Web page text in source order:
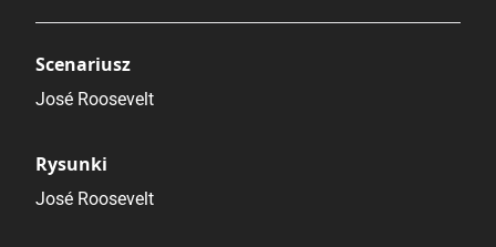
Scenariusz
José Roosevelt
Rysunki
José Roosevelt